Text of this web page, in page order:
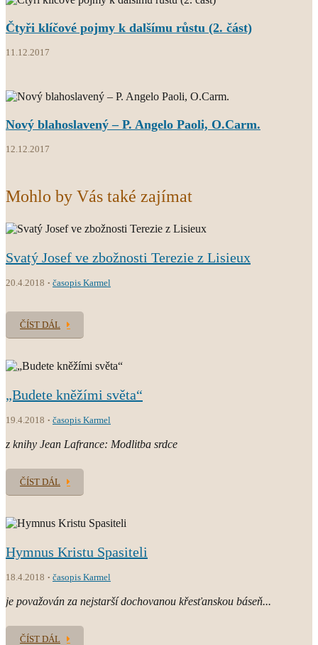
Čtyři klíčové pojmy k dalšímu růstu (2. část)
11.12.2017
Nový blahoslavený – P. Angelo Paoli, O.Carm.
12.12.2017
Mohlo by Vás také zajímat
Svatý Josef ve zbožnosti Terezie z Lisieux
20.4.2018 časopis Karmel
ČÍST DÁL
„Budete kněžími světa“
19.4.2018 časopis Karmel
z knihy Jean Lafrance: Modlitba srdce
ČÍST DÁL
Hymnus Kristu Spasiteli
18.4.2018 časopis Karmel
je považován za nejstarší dochovanou křesťanskou báseň...
ČÍST DÁL